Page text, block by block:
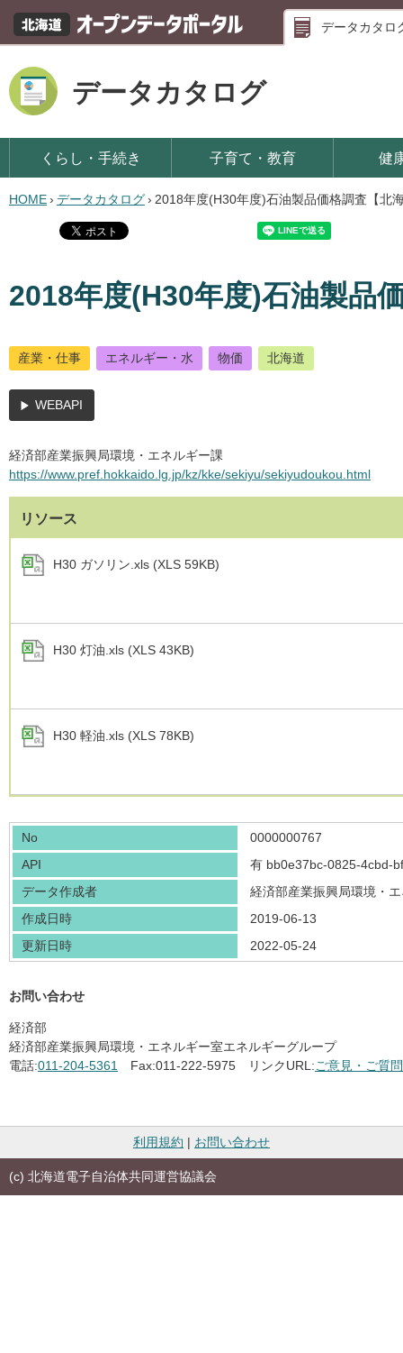
データカタロ
データカタログ
くらし・手続き 子育て・教育 健
HOME› データカタログ› 2018年度(H30年度)石油製品価格調査【北
2018年度(H30年度)石油製品
産業・仕事 エネルギー・水 物価 北海道
WEBAPI
経済部産業振興局環境・エネルギー課
https://www.pref.hokkaido.lg.jp/kz/kke/sekiyu/sekiyudoukou.html
リソース
H30 ガソリン.xls (XLS 59KB)
H30 灯油.xls (XLS 43KB)
H30 軽油.xls (XLS 78KB)
No
0000000767
API
有 bb0e37bc-0825-4cbd-
データ作成者
経済部産業振興局環境・
作成日時
2019-06-13
更新日時
2022-05-24
お問い合わせ
経済部
経済部産業振興局環境・エネルギー室エネルギーグループ
電話:011-204-5361 Fax:011-222-5975 リンクURL:ご意見・ご質
利用規約 | お問い合わせ
(c) 北海道電子自治体共同運営協議会